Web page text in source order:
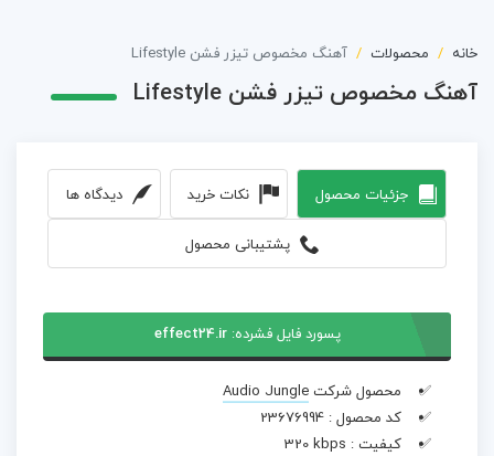
خانه محصولات آهنگ مخصوص تیزر فشن Lifestyle
آهنگ مخصوص تیزر فشن Lifestyle
جزئیات محصول نکات خرید دیدگاه ها
پشتیبانی محصول
پسورد فایل فشرده:effect24.ir
محصول شرکت Audio Jungle
کد محصول : 23676994
کیفیت : 320 kbps